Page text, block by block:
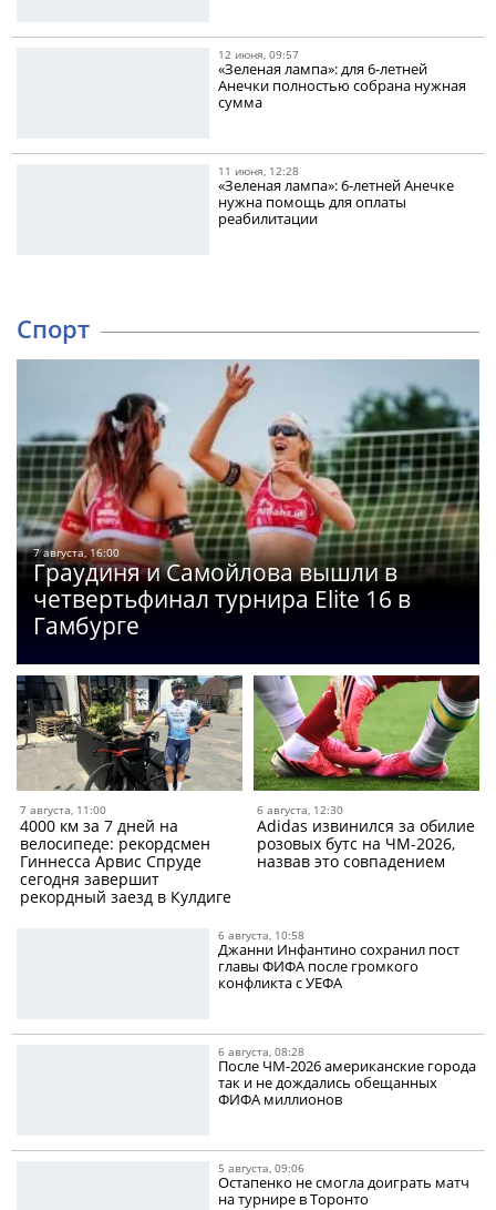
12 июня, 09:57
«Зеленая лампа»: для 6-летней
Анечки полностью собрана нужная
сумма
11 июня, 12:28
«Зеленая лампа»: 6-летней Анечке
нужна помощь для оплаты
реабилитации
Спорт
7 августа, 16:00
Граудиня и Самойлова вышли в
четвертьфинал турнира Elite 16 в
Гамбурге
7 августа, 11:00
4000 км за 7 дней на
велосипеде: рекордсмен
Гиннесса Арвис Спруде
сегодня завершит
рекордный заезд в Кулдиге
6 августа, 12:30
Adidas извинился за обилие
розовых бутс на ЧМ-2026,
назвав это совпадением
6 августа, 10:58
Джанни Инфантино сохранил пост
главы ФИФА после громкого
конфликта с УЕФА
6 августа, 08:28
После ЧМ-2026 американские города
так и не дождались обещанных
ФИФА миллионов
5 августа, 09:06
Остапенко не смогла доиграть матч
на турнире в Торонто